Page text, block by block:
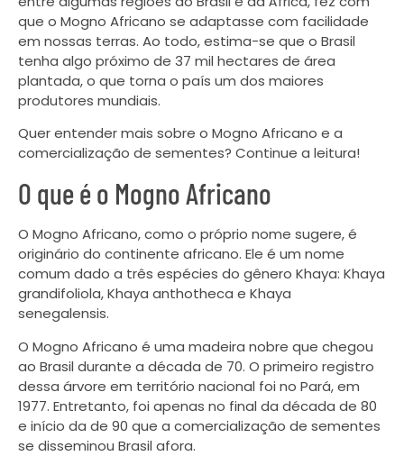
que o Mogno Africano se adaptasse com facilidade
em nossas terras. Ao todo, estima-se que o Brasil
tenha algo próximo de 37 mil hectares de área
plantada, o que torna o país um dos maiores
produtores mundiais.
Quer entender mais sobre o Mogno Africano e a
comercialização de sementes? Continue a leitura!
O que é o Mogno Africano
O Mogno Africano, como o próprio nome sugere, é
originário do continente africano. Ele é um nome
comum dado a três espécies do gênero Khaya: Khaya
grandifoliola, Khaya anthotheca e Khaya
senegalensis.
O Mogno Africano é uma madeira nobre que chegou
ao Brasil durante a década de 70. O primeiro registro
dessa árvore em território nacional foi no Pará, em
1977. Entretanto, foi apenas no final da década de 80
e início da de 90 que a comercialização de sementes
se disseminou Brasil afora.